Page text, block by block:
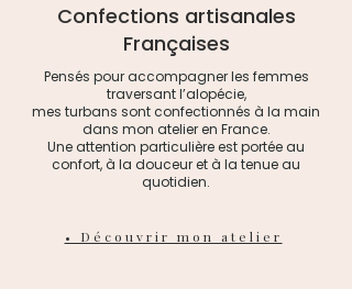
- Nettoyez-les avec de l'eau tiède
et un savon doux. Utilisez un coton
ou un chiffon doux microfibre pour
redonner toute la brillance au
métal. Évitez les nettoyants
chimiques agressifs, car ils
pourraient endommager les
pierres ou le métal.
et à l'abri de l'humidité. Évitez les
Confections artisanales
Françaises
Pensés pour accompagner les femmes
traversant l’alopécie,
mes turbans sont confectionnés à la main
dans mon atelier en France.
Une attention particulière est portée au
confort, à la douceur et à la tenue au
quotidien.
• Découvrir mon atelier